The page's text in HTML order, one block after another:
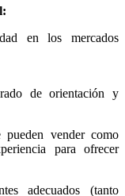
en los mercados
de orientación y
pueden vender como
para ofrecer
adecuados (tanto